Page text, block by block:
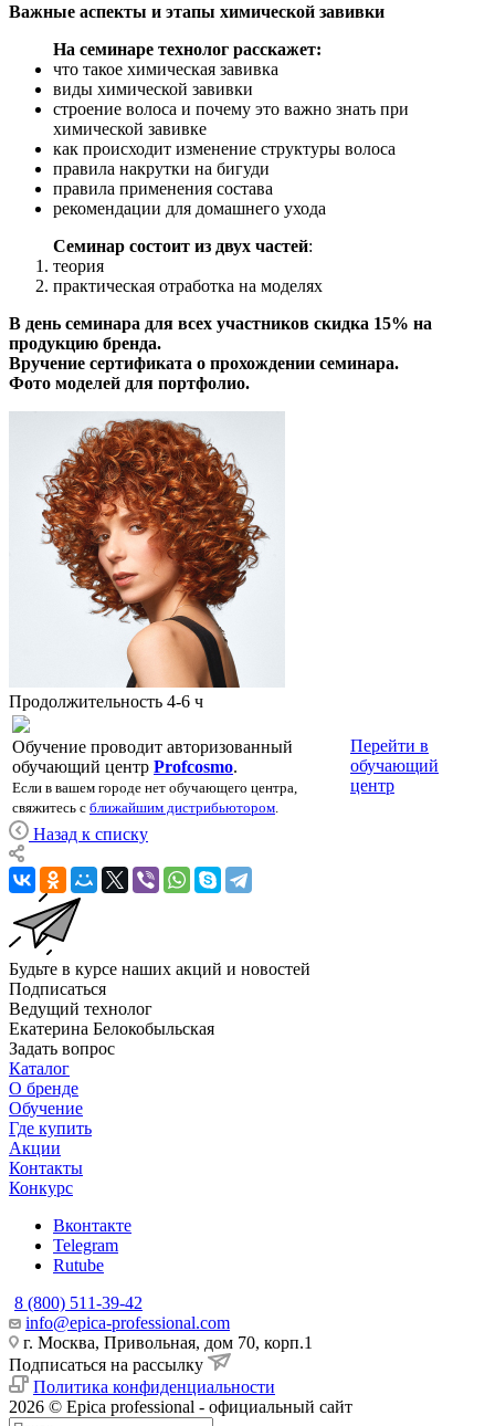
Важные аспекты и этапы химической завивки
На семинаре технолог расскажет:
что такое химическая завивка
виды химической завивки
строение волоса и почему это важно знать при
химической завивке
как происходит изменение структуры волоса
правила накрутки на бигуди
правила применения состава
рекомендации для домашнего ухода
Семинар состоит из двух частей:
теория
практическая отработка на моделях
В день семинара для всех участников скидка 15% на
продукцию бренда.
Вручение сертификата о прохождении семинара.
Фото моделей для портфолио.
Продолжительность 4-6 ч
Обучение проводит авторизованный
обучающий центр Profcosmo.
Если в вашем городе нет обучающего центра,
свяжитесь с ближайшим дистрибьютором
Перейти в
обучающий
центр
Назад к списку
Будьте в курсе наших акций и новостей
Подписаться
Ведущий технолог
Екатерина Белокобыльская
Задать вопрос
Каталог
О бренде
Обучение
Где купить
Акции
Контакты
Конкурс
Вконтакте
Telegram
Rutube
8 (800) 511-39-42
info@epica-professional.com
г. Москва, Привольная, дом 70, корп.1
Подписаться на рассылку
Политика конфиденциальности
2026 © Epica professional - официальный сайт